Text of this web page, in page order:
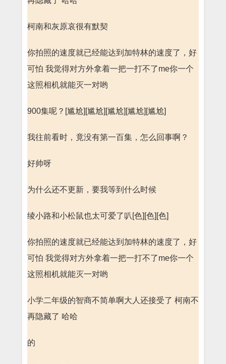
柯南和灰原哀很有默契
你拍照的速度就已经能达到加特林的速度了，好
可怕 我觉得对方外拿着一把一打不了me你一个
这照相机就能灭一对哟
900集呢？[尴尬][尴尬][尴尬][尴尬][尴尬]
我往前看时，竟没有第一百集，怎么回事啊？
好帅呀
为什么还不更新，要我等到什么时候
绫小路和小松鼠也太可爱了叭[色][色][色]
你拍照的速度就已经能达到加特林的速度了，好
可怕 我觉得对方外拿着一把一打不了me你一个
这照相机就能灭一对哟
小学二年级的智商不简单啊大人还接受了 柯南不
再隐藏了 哈哈
的